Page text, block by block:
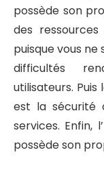
possède son
des
puisque vous
difficultés
utilisateurs.
est la sécurité
services. Enfin,
possède son